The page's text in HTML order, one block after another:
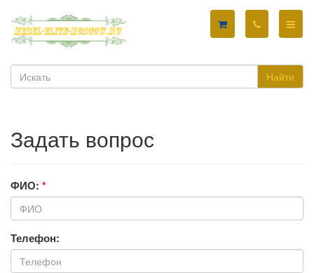
Найти
Задать вопрос
ФИО: *
Телефон: